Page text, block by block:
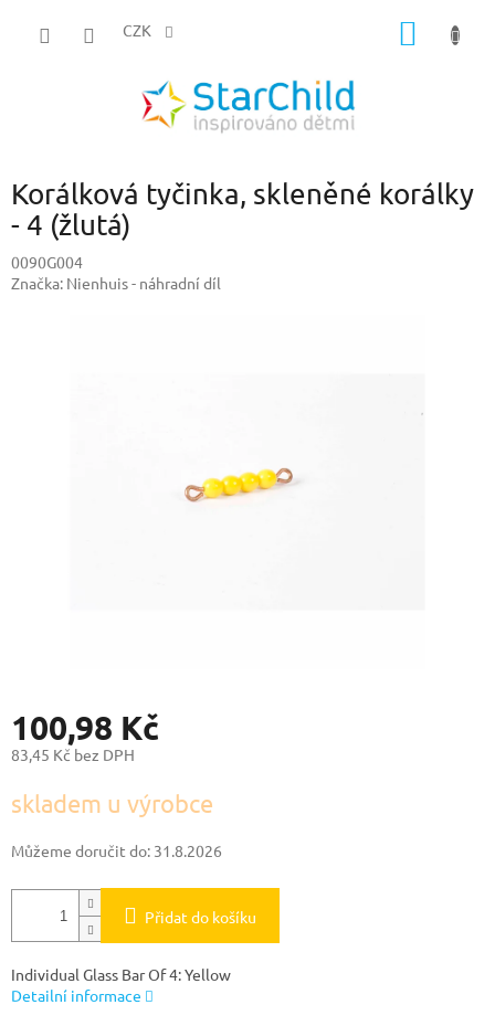
CZK
Korálková tyčinka, skleněné korálky
- 4 (žlutá)
0090G004
Značka: Nienhuis - náhradní díl
100,98 Kč
83,45 Kč bez DPH
cena:
skladem u výrobce
Můžeme doručit do: 31.8.2026
Přidat do košíku
Individual Glass Bar Of 4: Yellow
Detailní informace